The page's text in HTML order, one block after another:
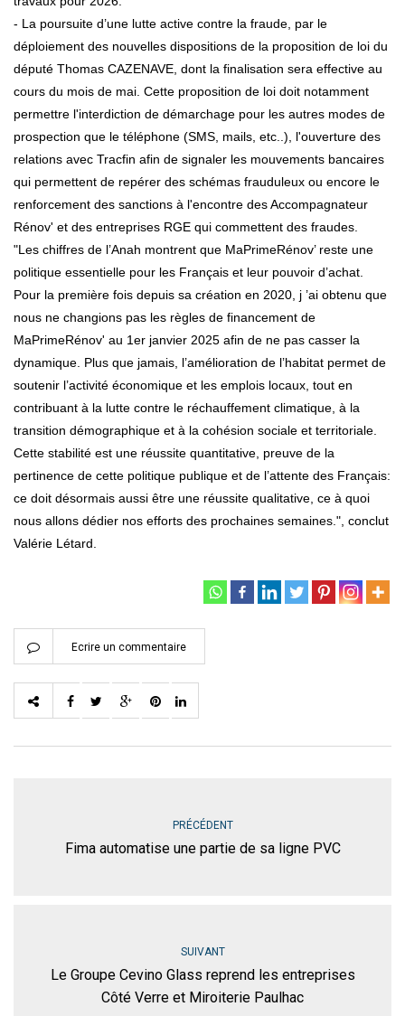
- La poursuite d’une lutte active contre la fraude, par le
déploiement des nouvelles dispositions de la proposition de loi du
député Thomas CAZENAVE, dont la finalisation sera effective au
cours du mois de mai. Cette proposition de loi doit notamment
permettre l'interdiction de démarchage pour les autres modes de
prospection que le téléphone (SMS, mails, etc..), l'ouverture des
relations avec Tracfin afin de signaler les mouvements bancaires
qui permettent de repérer des schémas frauduleux ou encore le
renforcement des sanctions à l'encontre des Accompagnateur
Rénov' et des entreprises RGE qui commettent des fraudes.
"Les chiffres de l’Anah montrent que MaPrimeRénov’ reste une
politique essentielle pour les Français et leur pouvoir d’achat.
Pour la première fois depuis sa création en 2020, j ’ai obtenu que
nous ne changions pas les règles de financement de
MaPrimeRénov' au 1er janvier 2025 afin de ne pas casser la
dynamique. Plus que jamais, l’amélioration de l’habitat permet de
soutenir l’activité économique et les emplois locaux, tout en
contribuant à la lutte contre le réchauffement climatique, à la
transition démographique et à la cohésion sociale et territoriale.
Cette stabilité est une réussite quantitative, preuve de la
pertinence de cette politique publique et de l’attente des Français:
ce doit désormais aussi être une réussite qualitative, ce à quoi
nous allons dédier nos efforts des prochaines semaines.", conclut
Valérie Létard.
Ecrire un commentaire
PRÉCÉDENT
Fima automatise une partie de sa ligne PVC
SUIVANT
Le Groupe Cevino Glass reprend les entreprises
Côté Verre et Miroiterie Paulhac